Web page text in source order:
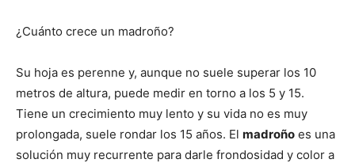
¿Cuánto crece un madroño?
Su hoja es perenne y, aunque no suele superar los 10
metros de altura, puede medir en torno a los 5 y 15.
Tiene un crecimiento muy lento y su vida no es muy
prolongada, suele rondar los 15 años. El madroño es una
solución muy recurrente para darle frondosidad y color a